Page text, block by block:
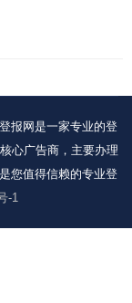
报网是一家专业的登
心广告商，主要办理
您值得信赖的专业登
-1